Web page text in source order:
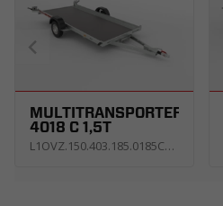
MULTITRANSPORTER
4018 C 1,5T
L1OVZ.150.403.185.0185C_KS4E